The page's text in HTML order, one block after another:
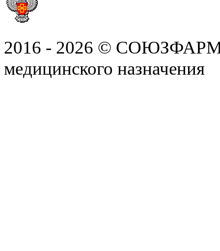
2016 - 2026 © СОЮЗФАРМ,
медицинского назначения